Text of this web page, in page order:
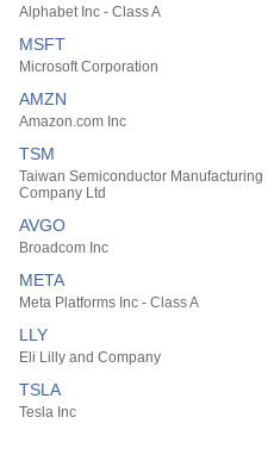
Alphabet Inc - Class A
MSFT
Microsoft Corporation
AMZN
Amazon.com Inc
TSM
Taiwan Semiconductor Manufacturing
Company Ltd
AVGO
Broadcom Inc
META
Meta Platforms Inc - Class A
LLY
Eli Lilly and Company
TSLA
Tesla Inc